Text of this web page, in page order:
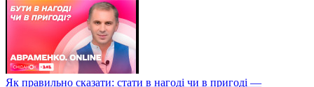
Як правильно сказати: стати в нагоді чи в пригоді —